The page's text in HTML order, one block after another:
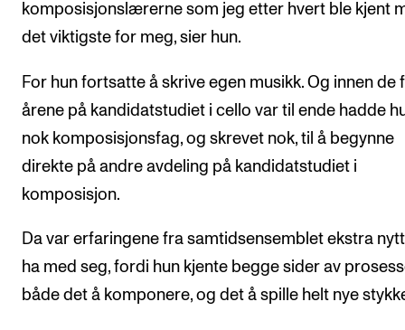
komposisjonslærerne som jeg etter hvert ble kjent
det viktigste for meg, sier hun.
For hun fortsatte å skrive egen musikk. Og innen de
årene på kandidatstudiet i cello var til ende hadde
nok komposisjonsfag, og skrevet nok, til å begynne
direkte på andre avdeling på kandidatstudiet i
komposisjon.
Da var erfaringene fra samtidsensemblet ekstra
ha med seg, fordi hun kjente begge sider av
både det å komponere, og det å spille helt nye